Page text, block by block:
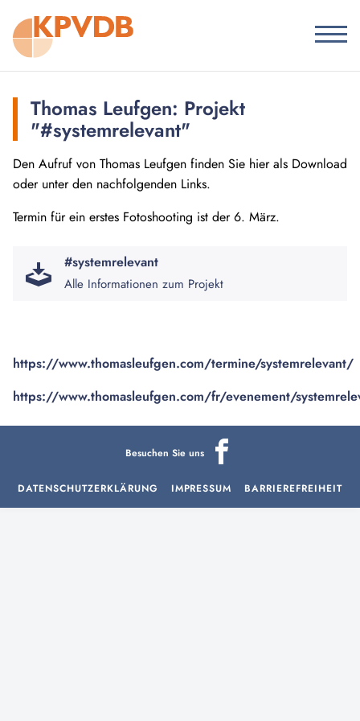
Thomas Leufgen: Projekt
"#systemrelevant"
Den Aufruf von Thomas Leufgen finden Sie hier als Download
oder unter den nachfolgenden Links.
Termin für ein erstes Fotoshooting ist der 6. März.
#systemrelevant
Alle Informationen zum Projekt
https://www.thomasleufgen.com/termine/systemrelevant/
https://www.thomasleufgen.com/fr/evenement/
Besuchen Sie uns
DATENSCHUTZERKLÄRUNG IMPRESSUM BARRIEREFREIHEIT